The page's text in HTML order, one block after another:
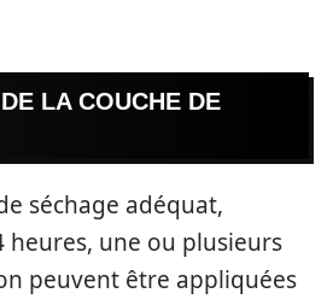
LA COUCHE DE
séchage adéquat,
heures, une ou plusieurs
peuvent être appliquées